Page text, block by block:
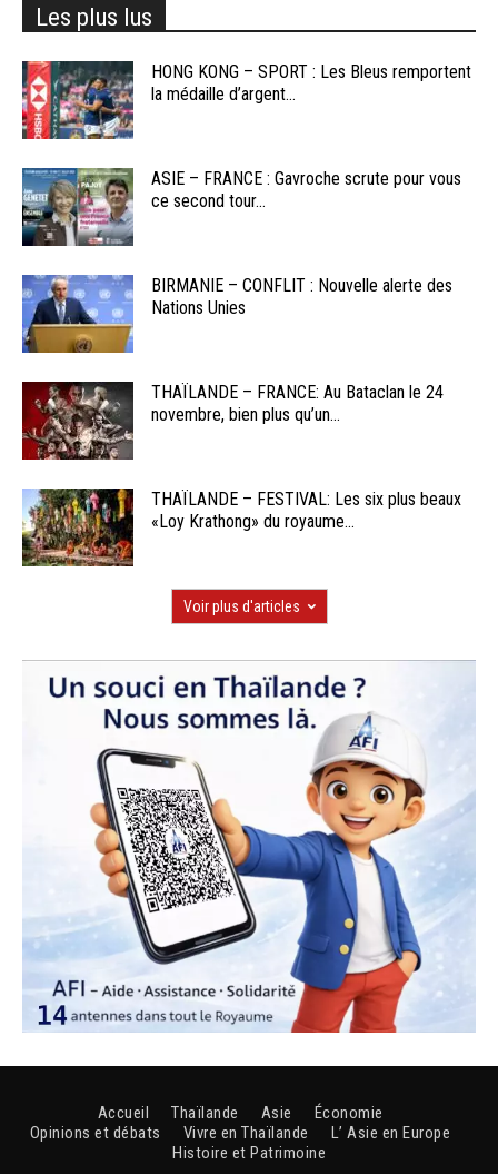
Les plus lus
HONG KONG – SPORT : Les Bleus remportent
la médaille d’argent...
ASIE – FRANCE : Gavroche scrute pour vous
ce second tour...
BIRMANIE – CONFLIT : Nouvelle alerte des
Nations Unies
THAÏLANDE – FRANCE: Au Bataclan le 24
novembre, bien plus qu’un...
THAÏLANDE – FESTIVAL: Les six plus beaux
«Loy Krathong» du royaume...
Voir plus d'articles
Accueil Thaïlande Asie
Économie
Opinions et débats
Vivre en Thaïlande
L’ Asie en Europe
Histoire et Patrimoine